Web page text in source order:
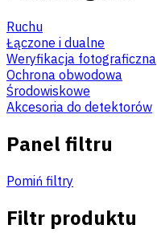
Ruchu
Łączone i dualne
Weryfikacja fotograficzna
Ochrona obwodowa
Środowiskowe
Akcesoria do detektorów
Panel filtru
Pomiń filtry
Filtr produktu